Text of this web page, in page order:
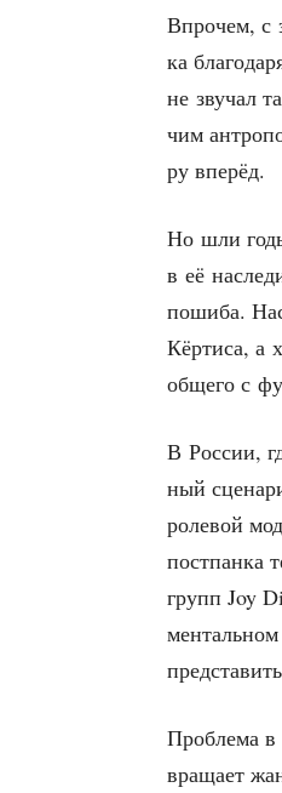
Впро­чем, с
ка
не зву­чал
чим
ру вперёд.
Но шли
в её
поши­ба.
Кёр­ти­са, а
обще­го с
В Рос­сии,
ный
роле­вой
пост­пан­ка
групп Joy
Про­бле­ма в
вра­ща­ет